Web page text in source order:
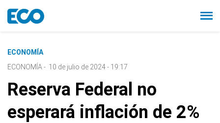
ECONOMÍA
ECONOMÍA - 10 de julio de 2024 - 19:17
Reserva Federal no
esperará inflación de 2%